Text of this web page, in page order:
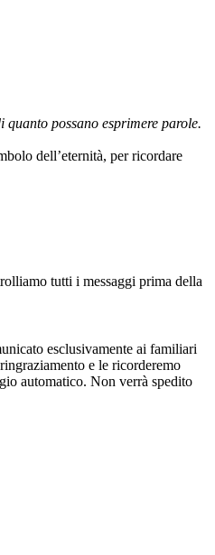
possano esprimere parole.
dell’eternità, per ricordare
tutti i messaggi prima della
esclusivamente ai familiari
e le ricorderemo
automatico. Non verrà spedito